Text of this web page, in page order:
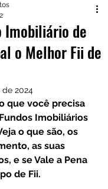
Imobiliário de
o Melhor Fii de
de 2024
que você precisa
Imobiliários
o que são, os
as suas
e se Vale a Pena
de Fii.